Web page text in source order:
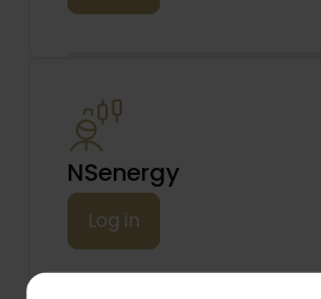
NSenergy
Log in